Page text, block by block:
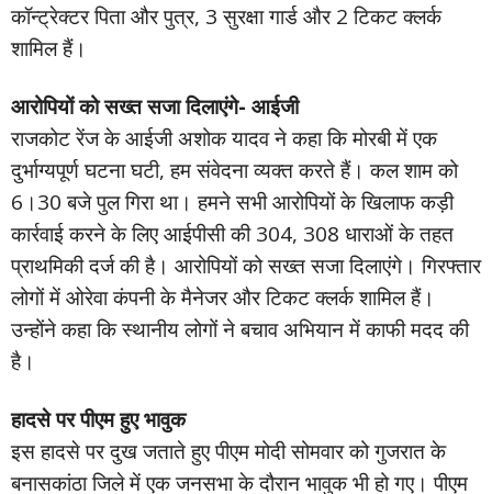
कॉन्ट्रेक्टर पिता और पुत्र, 3 सुरक्षा गार्ड और 2 टिकट क्लर्क
शामिल हैं।
आरोपियों को सख्त सजा दिलाएंगे- आईजी
राजकोट रेंज के आईजी अशोक यादव ने कहा कि मोरबी में एक
दुर्भाग्यपूर्ण घटना घटी, हम संवेदना व्यक्त करते हैं। कल शाम को
6।30 बजे पुल गिरा था। हमने सभी आरोपियों के खिलाफ कड़ी
कार्रवाई करने के लिए आईपीसी की 304, 308 धाराओं के तहत
प्राथमिकी दर्ज की है। आरोपियों को सख्त सजा दिलाएंगे। गिरफ्तार
लोगों में ओरेवा कंपनी के मैनेजर और टिकट क्लर्क शामिल हैं।
उन्होंने कहा कि स्थानीय लोगों ने बचाव अभियान में काफी मदद की
है।
हादसे पर पीएम हुए भावुक
इस हादसे पर दुख जताते हुए पीएम मोदी सोमवार को गुजरात के
बनासकांठा जिले में एक जनसभा के दौरान भावुक भी हो गए। पीएम